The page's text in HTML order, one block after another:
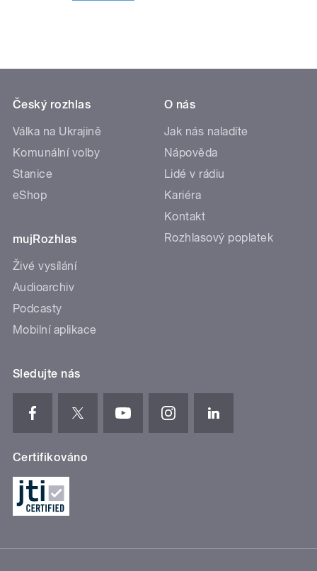
Český rozhlas
Válka na Ukrajině
Komunální volby
Stanice
eShop
mujRozhlas
Živé vysílání
Audioarchiv
Podcasty
Mobilní aplikace
O nás
Jak nás naladíte
Nápověda
Lidé v rádiu
Kariéra
Kontakt
Rozhlasový poplatek
Sledujte nás
Certifikováno